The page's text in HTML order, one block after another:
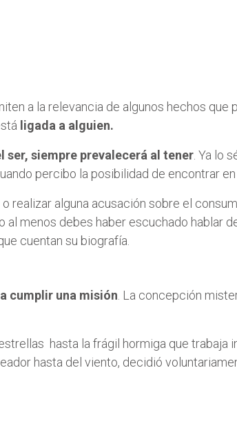
a la relevancia de algunos hechos que
ligada a alguien.
ser, siempre prevalecerá al tener . Ya lo
percibo la posibilidad de encontrar en
realizar alguna acusación sobre el
al menos debes haber escuchado hablar
cuentan su biografía.
cumplir una misión . La concepción
hasta la frágil hormiga que trabaja
hasta del viento, decidió